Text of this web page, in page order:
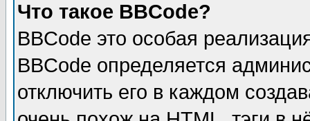
Что такое BBCode?
BBCode это особая
BBCode определяется
отключить его в каждом